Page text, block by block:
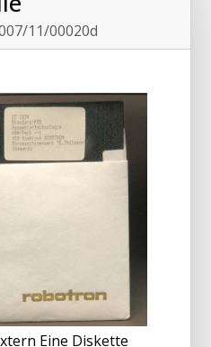
11/00020d
Eine Diskette